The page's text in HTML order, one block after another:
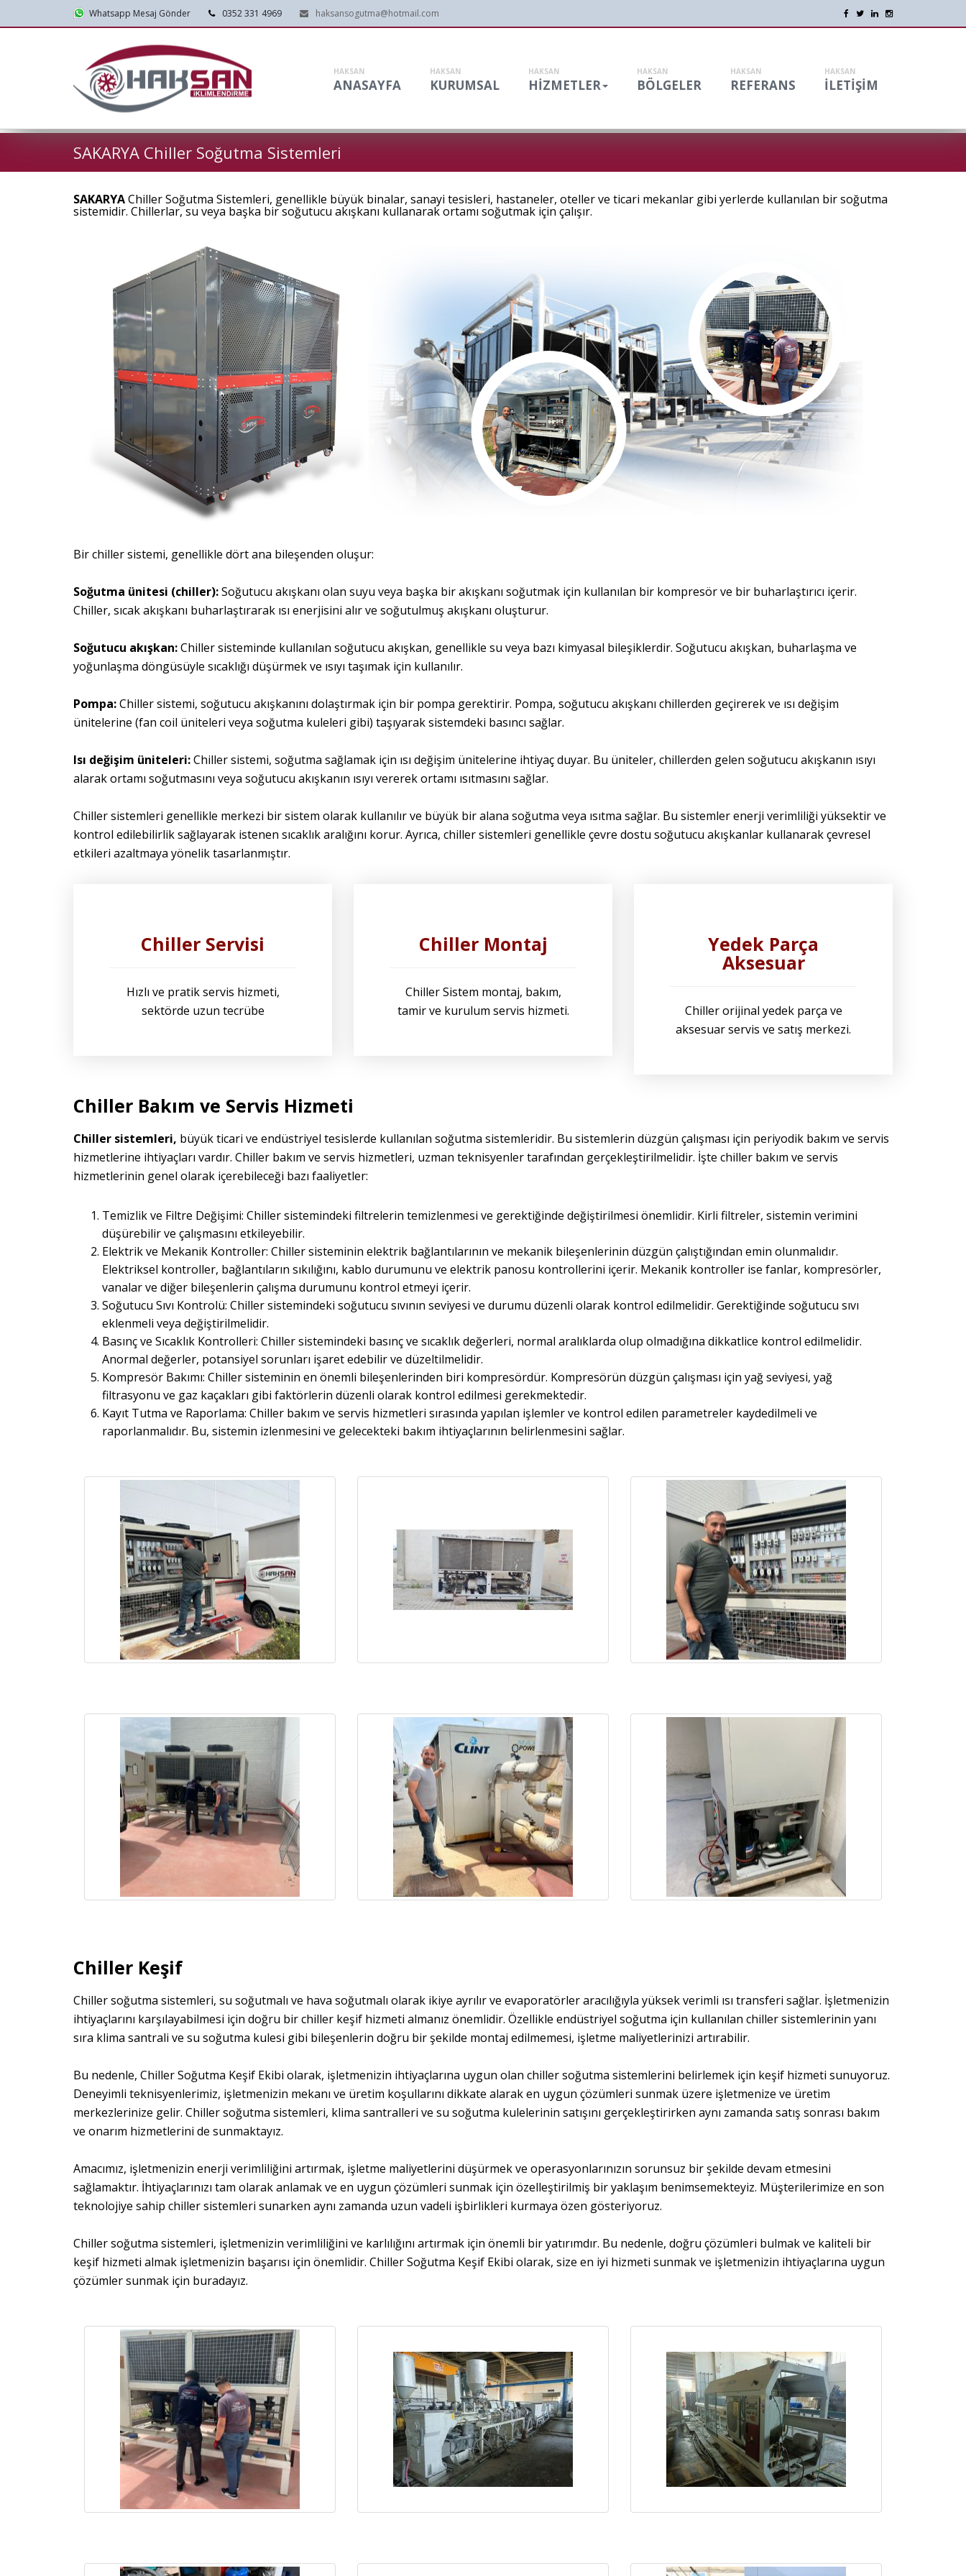
Whatsapp Mesaj Gönder 0352 331 4969 haksansogutma@hotmail.com
HAKSAN
ANASAYFA
HAKSAN
KURUMSAL
HAKSAN
HİZMETLER
HAKSAN
BÖLGELER
HAKSAN
REFERANS
HAKSAN
İLETİŞİM
SAKARYA Chiller Soğutma Sistemleri
SAKARYAChiller Soğutma Sistemleri, genellikle büyük binalar, sanayi tesisleri, hastaneler, oteller ve ticari mekanlar gibi yerlerde kullanılan bir soğutma
sistemidir. Chillerlar, su veya başka bir soğutucu akışkanı kullanarak ortamı soğutmak için çalışır.
Bir chiller sistemi, genellikle dört ana bileşenden oluşur:
Soğutma ünitesi (chiller):Soğutucu akışkanı olan suyu veya başka bir akışkanı soğutmak için kullanılan bir kompresör ve bir buharlaştırıcı içerir.
Chiller, sıcak akışkanı buharlaştırarak ısı enerjisini alır ve soğutulmuş akışkanı oluşturur.
Soğutucu akışkan:Chiller sisteminde kullanılan soğutucu akışkan, genellikle su veya bazı kimyasal bileşiklerdir. Soğutucu akışkan, buharlaşma ve
yoğunlaşma döngüsüyle sıcaklığı düşürmek ve ısıyı taşımak için kullanılır.
Pompa:Chiller sistemi, soğutucu akışkanını dolaştırmak için bir pompa gerektirir. Pompa, soğutucu akışkanı chillerden geçirerek ve ısı değişim
ünitelerine (fan coil üniteleri veya soğutma kuleleri gibi) taşıyarak sistemdeki basıncı sağlar.
Isı değişim üniteleri:Chiller sistemi, soğutma sağlamak için ısı değişim ünitelerine ihtiyaç duyar. Bu üniteler, chillerden gelen soğutucu akışkanın ısıyı
alarak ortamı soğutmasını veya soğutucu akışkanın ısıyı vererek ortamı ısıtmasını sağlar.
Chiller sistemleri genellikle merkezi bir sistem olarak kullanılır ve büyük bir alana soğutma veya ısıtma sağlar. Bu sistemler enerji verimliliği yüksektir ve
kontrol edilebilirlik sağlayarak istenen sıcaklık aralığını korur. Ayrıca, chiller sistemleri genellikle çevre dostu soğutucu akışkanlar kullanarak çevresel
etkileri azaltmaya yönelik tasarlanmıştır.
Chiller Servisi
Hızlı ve pratik servis hizmeti,
sektörde uzun tecrübe
Chiller Montaj
Chiller Sistem montaj, bakım,
tamir ve kurulum servis hizmeti.
Yedek Parça
Aksesuar
Chiller orijinal yedek parça ve
aksesuar servis ve satış merkezi.
Chiller Bakım ve Servis Hizmeti
Chiller sistemleri, büyük ticari ve endüstriyel tesislerde kullanılan soğutma sistemleridir. Bu sistemlerin düzgün çalışması için periyodik bakım ve servis
hizmetlerine ihtiyaçları vardır. Chiller bakım ve servis hizmetleri, uzman teknisyenler tarafından gerçekleştirilmelidir. İşte chiller bakım ve servis
hizmetlerinin genel olarak içerebileceği bazı faaliyetler:
Temizlik ve Filtre Değişimi: Chiller sistemindeki filtrelerin temizlenmesi ve gerektiğinde değiştirilmesi önemlidir. Kirli filtreler, sistemin verimini
düşürebilir ve çalışmasını etkileyebilir.
Elektrik ve Mekanik Kontroller: Chiller sisteminin elektrik bağlantılarının ve mekanik bileşenlerinin düzgün çalıştığından emin olunmalıdır.
Elektriksel kontroller, bağlantıların sıkılığını, kablo durumunu ve elektrik panosu kontrollerini içerir. Mekanik kontroller ise fanlar, kompresörler,
vanalar ve diğer bileşenlerin çalışma durumunu kontrol etmeyi içerir.
Soğutucu Sıvı Kontrolü: Chiller sistemindeki soğutucu sıvının seviyesi ve durumu düzenli olarak kontrol edilmelidir. Gerektiğinde soğutucu sıvı
eklenmeli veya değiştirilmelidir.
Basınç ve Sıcaklık Kontrolleri: Chiller sistemindeki basınç ve sıcaklık değerleri, normal aralıklarda olup olmadığına dikkatlice kontrol edilmelidir.
Anormal değerler, potansiyel sorunları işaret edebilir ve düzeltilmelidir.
Kompresör Bakımı: Chiller sisteminin en önemli bileşenlerinden biri kompresördür. Kompresörün düzgün çalışması için yağ seviyesi, yağ
filtrasyonu ve gaz kaçakları gibi faktörlerin düzenli olarak kontrol edilmesi gerekmektedir.
Kayıt Tutma ve Raporlama: Chiller bakım ve servis hizmetleri sırasında yapılan işlemler ve kontrol edilen parametreler kaydedilmeli ve
raporlanmalıdır. Bu, sistemin izlenmesini ve gelecekteki bakım ihtiyaçlarının belirlenmesini sağlar.
Chiller Keşif
Chiller soğutma sistemleri, su soğutmalı ve hava soğutmalı olarak ikiye ayrılır ve evaporatörler aracılığıyla yüksek verimli ısı transferi sağlar. İşletmenizin
ihtiyaçlarını karşılayabilmesi için doğru bir chiller keşif hizmeti almanız önemlidir. Özellikle endüstriyel soğutma için kullanılan chiller sistemlerinin yanı
sıra klima santrali ve su soğutma kulesi gibi bileşenlerin doğru bir şekilde montaj edilmemesi, işletme maliyetlerinizi artırabilir.
Bu nedenle, Chiller Soğutma Keşif Ekibi olarak, işletmenizin ihtiyaçlarına uygun olan chiller soğutma sistemlerini belirlemek için keşif hizmeti sunuyoruz.
Deneyimli teknisyenlerimiz, işletmenizin mekanı ve üretim koşullarını dikkate alarak en uygun çözümleri sunmak üzere işletmenize ve üretim
merkezlerinize gelir. Chiller soğutma sistemleri, klima santralleri ve su soğutma kulelerinin satışını gerçekleştirirken aynı zamanda satış sonrası bakım
ve onarım hizmetlerini de sunmaktayız.
Amacımız, işletmenizin enerji verimliliğini artırmak, işletme maliyetlerini düşürmek ve operasyonlarınızın sorunsuz bir şekilde devam etmesini
sağlamaktır. İhtiyaçlarınızı tam olarak anlamak ve en uygun çözümleri sunmak için özelleştirilmiş bir yaklaşım benimsemekteyiz. Müşterilerimize en son
teknolojiye sahip chiller sistemleri sunarken aynı zamanda uzun vadeli işbirlikleri kurmaya özen gösteriyoruz.
Chiller soğutma sistemleri, işletmenizin verimliliğini ve karlılığını artırmak için önemli bir yatırımdır. Bu nedenle, doğru çözümleri bulmak ve kaliteli bir
keşif hizmeti almak işletmenizin başarısı için önemlidir. Chiller Soğutma Keşif Ekibi olarak, size en iyi hizmeti sunmak ve işletmenizin ihtiyaçlarına uygun
çözümler sunmak için buradayız.